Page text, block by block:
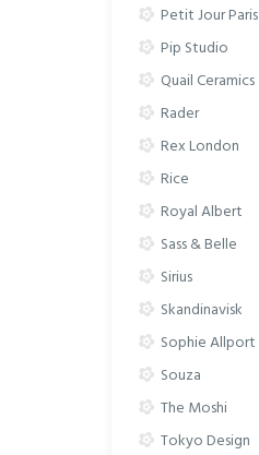
Petit Jour Paris
Pip Studio
Quail Ceramics
Rader
Rex London
Rice
Royal Albert
Sass & Belle
Sirius
Skandinavisk
Sophie Allport
Souza
The Moshi
Tokyo Design